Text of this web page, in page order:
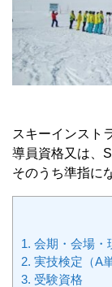
スキーインスト
導員資格又は、
そのうち準指に
1. 会期・会場・
2. 実技検定（A
3. 受験資格